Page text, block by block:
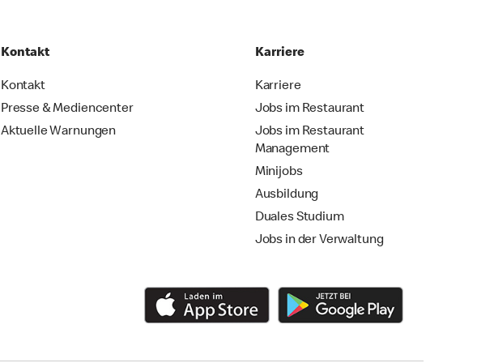
Kontakt
Kontakt
Presse & Mediencenter
Aktuelle Warnungen
Karriere
Karriere
Jobs im Restaurant
Jobs im Restaurant
Management
Minijobs
Ausbildung
Duales Studium
Jobs in der Verwaltung